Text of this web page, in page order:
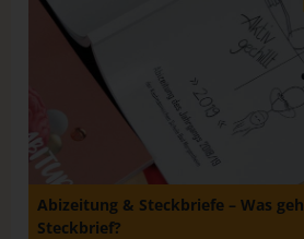
Abizeitung & Steckbriefe – Was
Steckbrief?